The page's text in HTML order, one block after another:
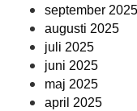
september 2025
augusti 2025
juli 2025
juni 2025
maj 2025
april 2025